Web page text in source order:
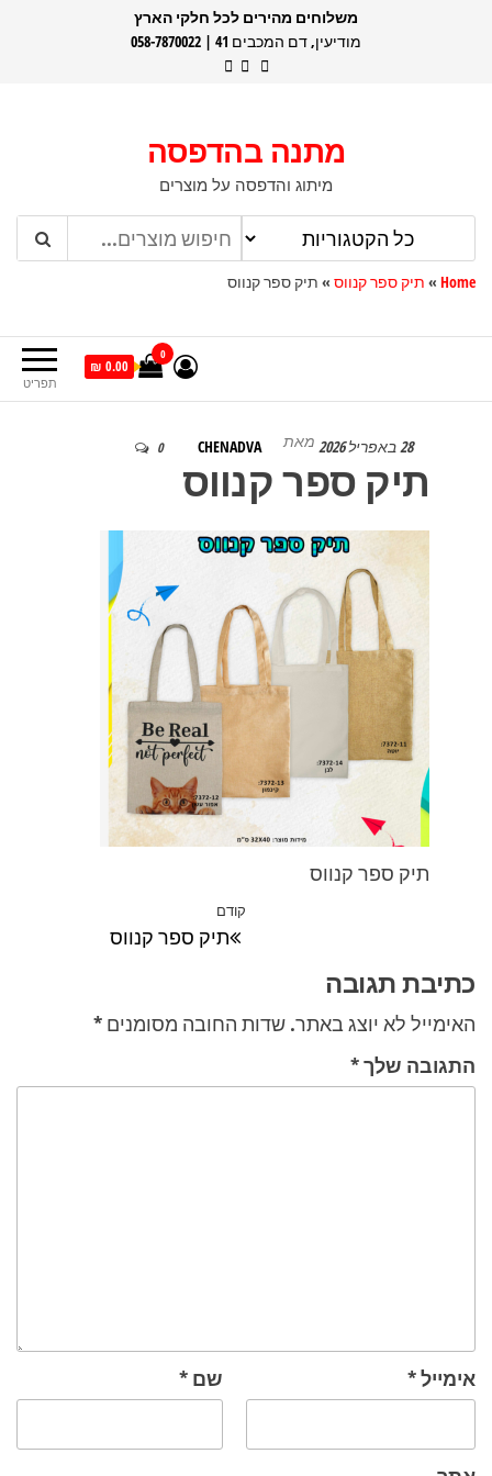
משלוחים מהירים לכל חלקי הארץ
מודיעין, דם המכבים 41 | 058-7870022
מתנה בהדפסה
מיתוג והדפסה על מוצרים
Home
» תיק ספר קנווס » תיק ספר קנווס
תפריט
0
0.00 ₪
28 באפריל 2026 מאת CHENADVA
0
תיק ספר קנווס
תיק ספר קנווס
הפוסט
הקודם
קודם
תיק ספר קנווס
כתיבת תגובה
האימייל לא יוצג באתר. שדות החובה מסומנים *
התגובה שלך*
שם * אימייל*